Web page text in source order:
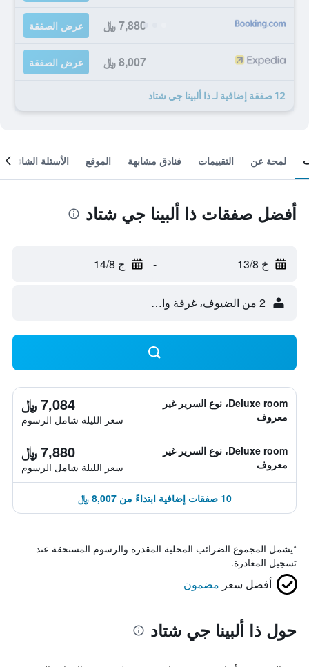
7,880 ﷼ عرض الصفقة
8,007 ﷼ عرض الصفقة
12 صفقة إضافية لـ ذا ألبينا جي شتاد
لمحة عن التقييمات فنادق مشابهة الموقع الأسئلة الشائعة
أفضل صفقات ذا ألبينا جي شتاد
خ 13/8 - ج 14/8
2 من الضيوف، غرفة واحدة
Deluxe room، نوع السرير غير
معروف
7,084 ﷼
سعر الليلة شامل الرسوم
Deluxe room، نوع السرير غير
معروف
7,880 ﷼
سعر الليلة شامل الرسوم
10 صفقات إضافية ابتداءً من 8,007 ﷼
*يشمل المجموع الضرائب المحلية المقدرة والرسوم المستحقة عند
تسجيل المغادرة.
أفضل سعر مضمون
حول ذا ألبينا جي شتاد